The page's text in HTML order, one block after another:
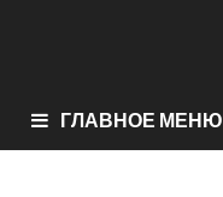
ГЛАВНОЕ МЕНЮ